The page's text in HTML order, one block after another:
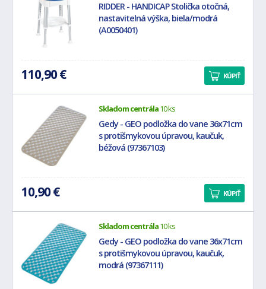
RIDDER - HANDICAP Stolička otočná,
nastavitelná výška, biela/modrá
(A0050401)
110,90 € KÚPIŤ
Skladom centrála10 ks
Gedy - GEO podložka do vane 36x71cm
s protišmykovou úpravou, kaučuk,
béžová (97367103)
10,90 € KÚPIŤ
Skladom centrála10 ks
Gedy - GEO podložka do vane 36x71cm
s protišmykovou úpravou, kaučuk,
modrá (97367111)